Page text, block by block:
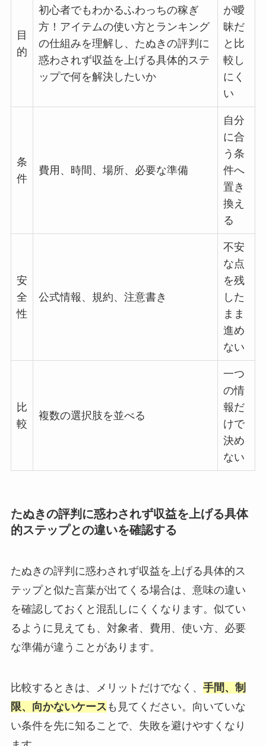
目
的
初心者でもわかるふわっちの稼ぎ
方！アイテムの使い方とランキング
の仕組みを理解し、たぬきの評判に
惑わされず収益を上げる具体的ステ
ップで何を解決したいか
が曖
昧だ
と比
較し
にく
い
条
件
費用、時間、場所、必要な準備
自分
に合
う条
件へ
置き
換え
る
安
全
性
公式情報、規約、注意書き
不安
な点
を残
した
まま
進め
ない
比
較
複数の選択肢を並べる
一つ
の情
報だ
けで
決め
ない
たぬきの評判に惑わされず収益を上げる具体
的ステップとの違いを確認する
たぬきの評判に惑わされず収益を上げる具体的ス
テップと似た言葉が出てくる場合は、意味の違い
を確認しておくと混乱しにくくなります。似てい
るように見えても、対象者、費用、使い方、必要
な準備が違うことがあります。
比較するときは、メリットだけでなく、 手間、制
限、向かないケース も見てください。向いていな
い条件を先に知ることで、失敗を避けやすくなり